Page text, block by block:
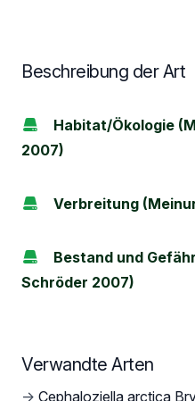
Beschreibung der Art
Habitat/Ökologie
2007)
Verbreitung
Bestand und
Schröder 2007)
Verwandte Arten
→ Cephaloziella arctica